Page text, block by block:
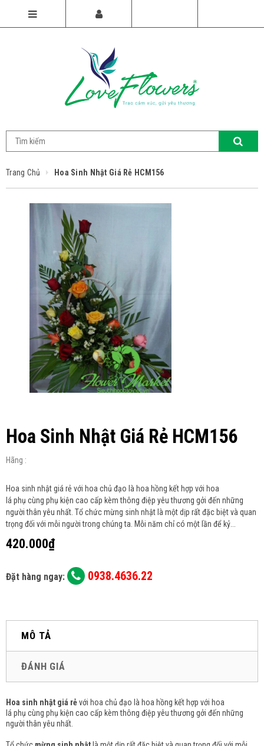
Trang Chủ Hoa Sinh Nhật Giá Rẻ HCM156
Hoa Sinh Nhật Giá Rẻ HCM156
Hãng :
Hoa sinh nhật giá rẻ với hoa chủ đạo là hoa hồng kết hợp với hoa
lá phụ cùng phụ kiện cao cấp kèm thông điệp yêu thương gởi đến những
người thân yêu nhất. Tổ chức mừng sinh nhật là một dịp rất đặc biệt và quan
trọng đối với mỗi người trong chúng ta. Mỗi năm chỉ có một lần để kỷ...
420.000₫
Đặt hàng ngay: 0938.4636.22
MÔ TẢ
ĐÁNH GIÁ
Hoa sinh nhật giá rẻvới hoa chủ đạo là hoa hồng kết hợp với hoa
lá phụ cùng phụ kiện cao cấp kèm thông điệp yêu thương gởi đến những
người thân yêu nhất.